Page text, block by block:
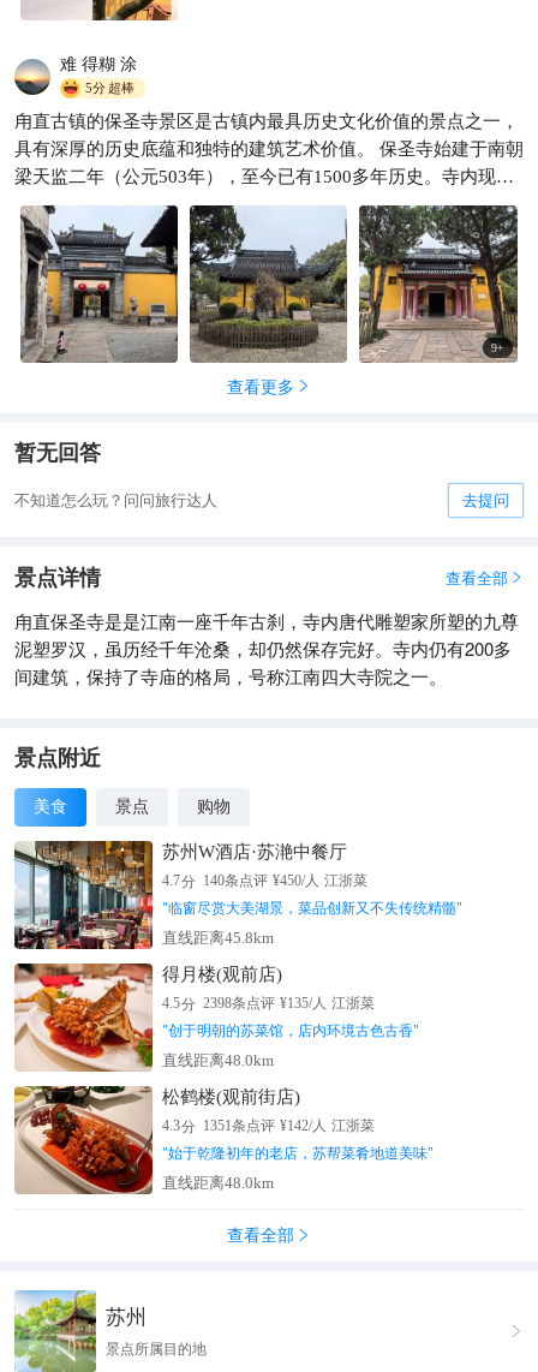
难 得糊 涂
5分超棒
甪直古镇的保圣寺景区是古镇内最具历史文化价值的景点之一，
具有深厚的历史底蕴和独特的建筑艺术价值。 保圣寺始建于南朝
梁天监二年（公元503年），至今已有1500多年历史。寺内现存
建筑包括二山门、天王殿、古物馆等，其中古物馆内的九尊塑壁
罗汉相传为唐代塑圣杨惠之的作品，是全国首批重点文物保护单
位之一。 千年古银杏：寺内有三株千年银杏树，树龄均在1500
年以上，被誉为“世纪之树”，是保圣寺的历史见证。 古物三宝：
寺内保存有唐经幢、大铁钟和幡杆夹石，这三件古物被称为保圣
寺的“三宝”。 塑壁罗汉：古物馆内的九尊罗汉塑像虽仅存一半且
在甪直古镇景点联票内，联票价格为52元/人，网上预订有优惠
地址：苏州市吴中区甪直古镇西市保圣寺。
9+
查看更多 
暂无回答
不知道怎么玩？问问旅行达人 去提问
景点详情 查看全部 
甪直保圣寺是是江南一座千年古刹，寺内唐代雕塑家所塑的九尊
泥塑罗汉，虽历经千年沧桑，却仍然保存完好。寺内仍有200多
间建筑，保持了寺庙的格局，号称江南四大寺院之一。
景点附近
美食 景点 购物
苏州W酒店·苏滟中餐厅
4.7分 140条点评 ¥450/人 江浙菜
"临窗尽赏大美湖景，菜品创新又不失传统精髓"
直线距离45.8km
得月楼(观前店)
4.5分 2398条点评 ¥135/人 江浙菜
"创于明朝的苏菜馆，店内环境古色古香"
直线距离48.0km
松鹤楼(观前街店)
4.3分 1351条点评 ¥142/人 江浙菜
"始于乾隆初年的老店，苏帮菜肴地道美味"
直线距离48.0km
查看全部 
苏州
景点所属目的地
